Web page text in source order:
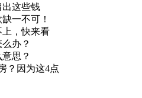
出这些钱
一不可！
，快来看
办？
思？
？因为这4点